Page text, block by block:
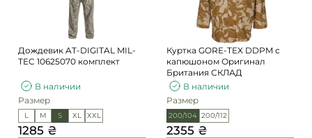
Дождевик AT-DIGITAL MIL-
TEC 10625070 комплект
В наличии
Размер
L M S XL XXL
1285 ₴
Куртка GORE-TEX DDPM с
капюшоном Оригинал
Британия СКЛАД
В наличии
Размер
200/104 200/112
2355 ₴